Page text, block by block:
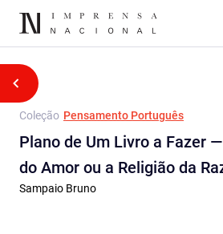
Coleção Pensamento Português
Plano de Um Livro a Fazer
do Amor ou a Religião da
Sampaio Bruno